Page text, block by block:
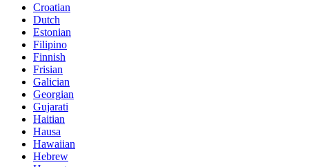
Croatian
Dutch
Estonian
Filipino
Finnish
Frisian
Galician
Georgian
Gujarati
Haitian
Hausa
Hawaiian
Hebrew